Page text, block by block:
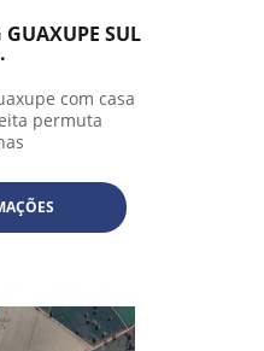
SUL
com casa
permuta